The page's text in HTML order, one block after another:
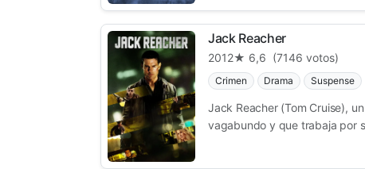
Jack Reacher
2012★ 6,6 (7146 votos)
Crimen Drama Suspense
Jack Reacher (Tom Cruise),
vagabundo y que trabaja por